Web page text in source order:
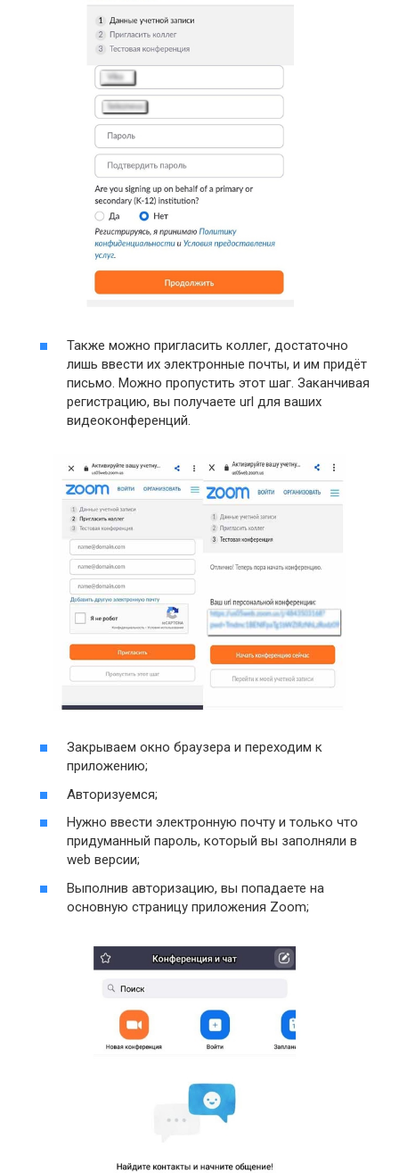
Также можно пригласить коллег, достаточно
лишь ввести их электронные почты, и им придёт
письмо. Можно пропустить этот шаг. Заканчивая
регистрацию, вы получаете url для ваших
видеоконференций.
Закрываем окно браузера и переходим к
приложению;
Авторизуемся;
Нужно ввести электронную почту и только что
придуманный пароль, который вы заполняли в
web версии;
Выполнив авторизацию, вы попадаете на
основную страницу приложения Zoom;